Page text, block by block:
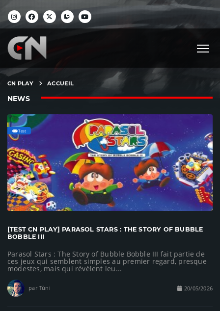
CN PLAY ACCUEIL
NEWS
Test
[TEST CN PLAY] PARASOL STARS : THE STORY OF BUBBLE
BOBBLE III
Parasol Stars : The Story of Bubble Bobble III fait partie de
ces jeux qui semblent simples au premier regard, presque
modestes, mais qui révèlent leu...
par Tùni 20/05/2026